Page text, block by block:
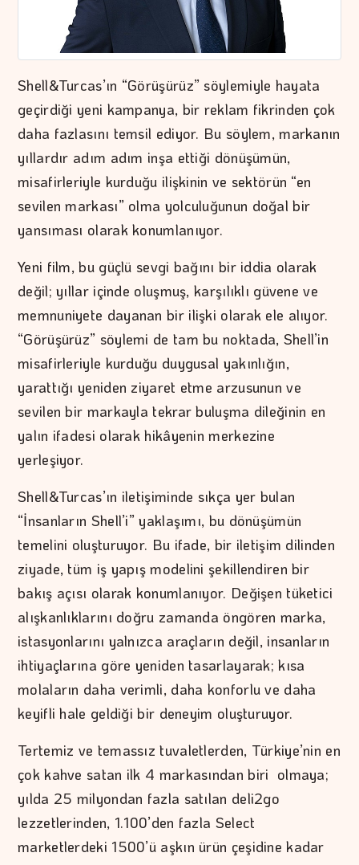
Shell&Turcas’ın “Görüşürüz” söylemiyle hayata
geçirdiği yeni kampanya, bir reklam fikrinden çok
daha fazlasını temsil ediyor. Bu söylem, markanın
yıllardır adım adım inşa ettiği dönüşümün,
misafirleriyle kurduğu ilişkinin ve sektörün “en
sevilen markası” olma yolculuğunun doğal bir
yansıması olarak konumlanıyor.
Yeni film, bu güçlü sevgi bağını bir iddia olarak
değil; yıllar içinde oluşmuş, karşılıklı güvene ve
memnuniyete dayanan bir ilişki olarak ele alıyor.
“Görüşürüz” söylemi de tam bu noktada, Shell’in
misafirleriyle kurduğu duygusal yakınlığın,
yarattığı yeniden ziyaret etme arzusunun ve
sevilen bir markayla tekrar buluşma dileğinin en
yalın ifadesi olarak hikâyenin merkezine
yerleşiyor.
Shell&Turcas’ın iletişiminde sıkça yer bulan
“İnsanların Shell’i” yaklaşımı, bu dönüşümün
temelini oluşturuyor. Bu ifade, bir iletişim dilinden
ziyade, tüm iş yapış modelini şekillendiren bir
bakış açısı olarak konumlanıyor. Değişen tüketici
alışkanlıklarını doğru zamanda öngören marka,
istasyonlarını yalnızca araçların değil, insanların
ihtiyaçlarına göre yeniden tasarlayarak; kısa
molaların daha verimli, daha konforlu ve daha
keyifli hale geldiği bir deneyim oluşturuyor.
Tertemiz ve temassız tuvaletlerden, Türkiye’nin en
çok kahve satan ilk 4 markasından biri olmaya;
yılda 25 milyondan fazla satılan deli2go
lezzetlerinden, 1.100’den fazla Select
marketlerdeki 1500’ü aşkın ürün çeşidine kadar